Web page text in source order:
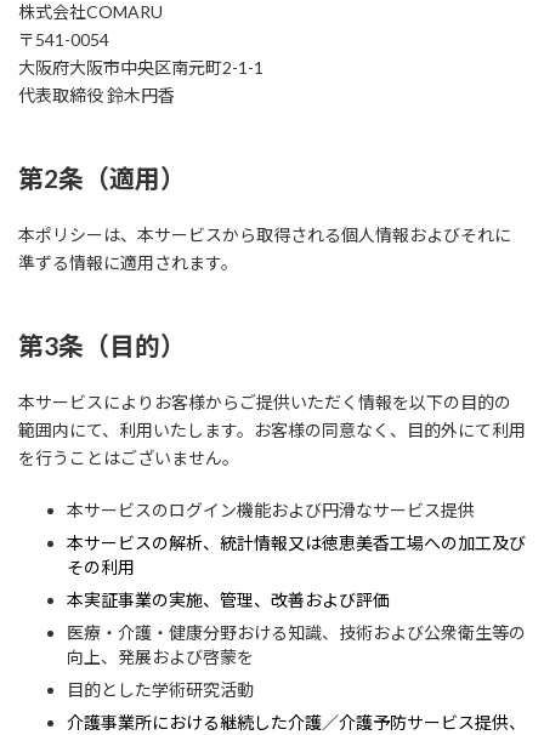
株式会社COMARU
〒541-0054
大阪府大阪市中央区南元町2-1-1
代表取締役 鈴木円香
第2条（適用）
本ポリシーは、本サービスから取得される個人情報およびそれに
準ずる情報に適用されます。
第3条（目的）
本サービスによりお客様からご提供いただく情報を以下の目的の
範囲内にて、利用いたします。お客様の同意なく、目的外にて利用
を行うことはございません。
本サービスのログイン機能および円滑なサービス提供
本サービスの解析、統計情報又は徳恵美香工場への加工及び
その利用
本実証事業の実施、管理、改善および評価
医療・介護・健康分野おける知識、技術および公衆衛生等の
向上、発展および啓蒙を
目的とした学術研究活動
介護事業所における継続した介護／介護予防サービス提供、